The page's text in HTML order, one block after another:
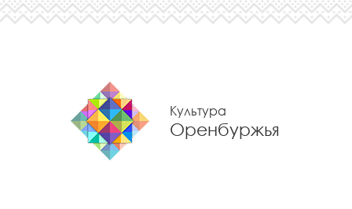
Культура
Оренбуржья